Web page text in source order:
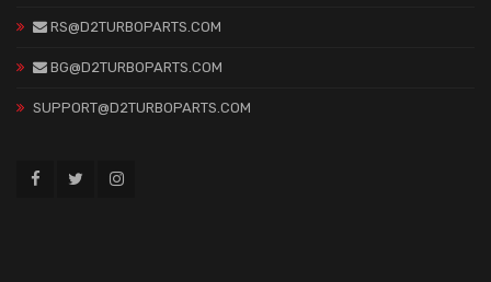
RS@D2TURBOPARTS.COM
BG@D2TURBOPARTS.COM
SUPPORT@D2TURBOPARTS.COM